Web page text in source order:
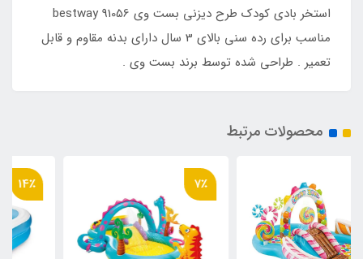
استخر بادی کودک طرح دیزنی بست وی bestway 91056
مناسب برای رده سنی بالای 3 سال دارای بدنه مقاوم و قابل
تعمیر . طراحی شده توسط برند بست وی .
محصولات مرتبط
7٪